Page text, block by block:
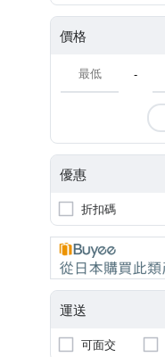
價格
-
優惠
折扣碼
運送
可面交